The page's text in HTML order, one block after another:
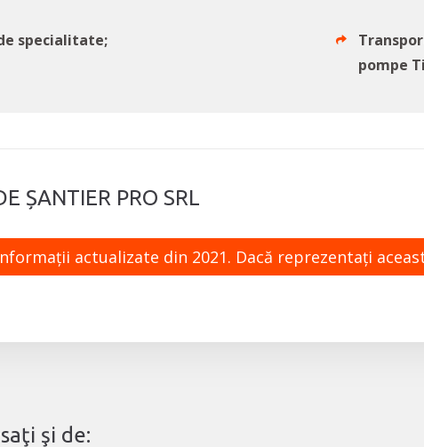
specialitate;
pompe
ȘANTIER PRO SRL
actualizate din 2021. Dacă reprezentaţi
şi de: